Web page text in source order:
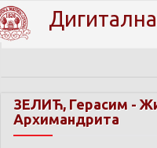
ЗЕЛИЋ, Герасим -
Архимандрита